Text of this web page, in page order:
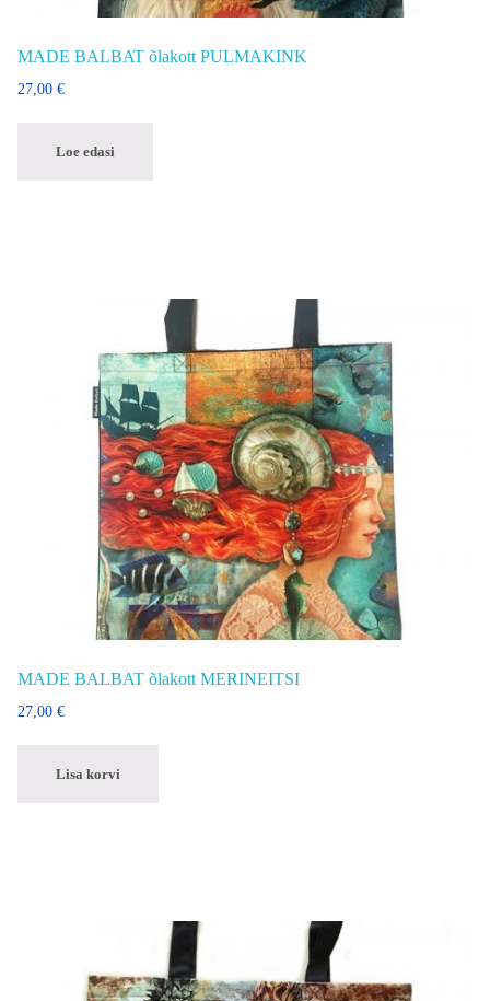
MADE BALBAT õlakott PULMAKINK
27,00 €
Loe edasi
MADE BALBAT õlakott MERINEITSI
27,00 €
Lisa korvi